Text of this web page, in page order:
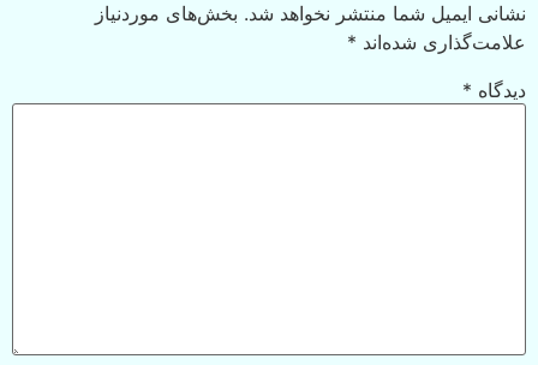
نشانی ایمیل شما منتشر نخواهد شد. بخش‌های موردنیاز
علامت‌گذاری شده‌اند*
دیدگاه*